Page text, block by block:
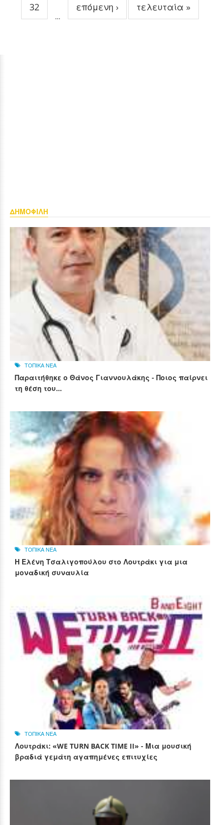
32
…
επόμενη › τελευταία »
ΔΗΜΟΦΙΛΗ
ΤΟΠΙΚΑ ΝΕΑ
Παραιτήθηκε ο Θάνος Γιαννουλάκης - Ποιος παίρνει
τη θέση του...
ΤΟΠΙΚΑ ΝΕΑ
Η Ελένη Τσαλιγοπούλου στο Λουτράκι για μια
μοναδική συναυλία
ΤΟΠΙΚΑ ΝΕΑ
Λουτράκι: «WE TURN BACK TIME II» - Μια μουσική
βραδιά γεμάτη αγαπημένες επιτυχίες